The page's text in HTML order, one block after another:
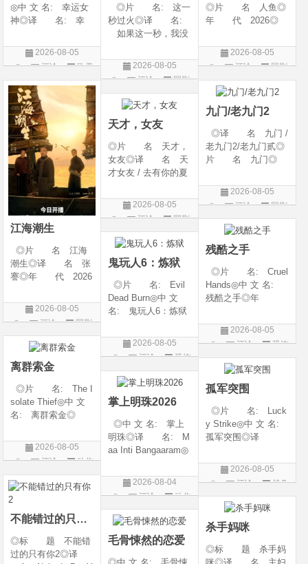
◎中 文 名: 幸运女
神◎译 名: 幸
6◎产 地: 美国
◎类 别: 剧情 /
英语◎上映日期: 2
026-07-15(美国)
2026-08-05
评论
欧美
剧
◎片 名 人鱼◎
年 代 2026◎
◎类 别 剧情 /
悬疑◎语 言 汉
期 2026-08-04(中国
大陆)◎IMDb链接 t
2026-08-05
评论
国剧
◎片 名: 这一
秒过火◎译 名:
如果这一秒，我没
年 代: 2026◎
产 地: 中国大
情 / 爱情◎语 言:
汉语普通话◎上映
2026-08-05
评论
国剧
江海潮生
◎片 名 江海
潮生◎译 名 张
謇◎年 代 2026
陆◎类 别 传记
/ 历史 / 古装◎语
上映日期 2026-07-
20(中国大陆)◎
2026-08-05
评论
国剧
九门/老九门2
◎译 名 九门 /
老九门2/老九门贰◎
片 名 九门◎
产 地 中国大陆
◎类 别 剧情 /
言 汉语普通话◎上
映日期 2026-07
2026-08-05
评论
国剧
天才，女友
◎片 名 天才，
女友◎译 名 天
才女友 / 去有你的夏
年 代 2026◎
产 地 中国大陆
爱情◎语 言 汉
语普通话◎上映日期
2026-08-05
评论
国剧
残酷之手
◎片 名: Cruel
Hands◎中 文 名:
残酷之手◎年
地: 澳大利亚◎
类 别: 惊悚 / 恐
语◎上映日期: 202
6-07-24(澳大利亚)
2026-08-05
评论
恐怖
片
鬼玩人6：炼狱
◎片 名: Evil
Dead Burn◎中 文
名: 鬼玩人6：炼狱
焚场(台) / 鬼玩人6：
燃烧 / 鬼玩人崛起衍
2026◎产 地:
美国◎类 别:
2026-08-05
评论
恐怖
片
离群索金
◎片 名: The I
solate Thief◎中 文
名: 离群索金◎
产 地: 美国◎
类 别: 西部◎
上映日期: 2026-07-
10(美国)◎IMDb评分
2026-08-05
评论
动作
片
孤军突围
◎片 名: Luck
y Strike◎中 文 名:
孤军突围◎译
年 代: 2026◎
产 地: 美国◎
作 / 战争◎语 言:
英语◎上映日
2026-08-05
评论
战争
片
掌上明珠2026
◎中 文 名: 掌上
明珠◎译 名: M
aa Inti Bangaaram◎
产 地: 印度◎
类 别: 动作 / 惊
卢固语 Telugu◎上映
日期: 2026-06
2026-08-04
评论
动作
片
不能错过的只有你2
◎标 题 不能错
过的只有你2◎译
杀手妈咪
◎标 题 杀手妈
毛骨悚然的恋爱